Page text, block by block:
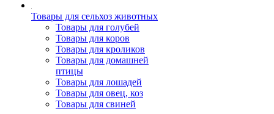
Товары для сельхоз животных
Товары для голубей
Товары для коров
Товары для кроликов
Товары для домашней
птицы
Товары для лошадей
Товары для овец, коз
Товары для свиней